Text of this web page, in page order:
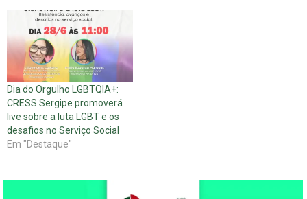
Dia do Orgulho LGBTQIA+:
CRESS Sergipe promoverá
live sobre a luta LGBT e os
desafios no Serviço Social
Em "Destaque"